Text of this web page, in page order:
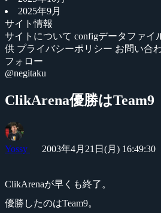
2025年9月
サイト情報
サイトについて configデータファイ
供 プライバシーポリシー お問い合
フォロー
@negitaku
ClikArena優勝はTeam9
Yossy 2003年4月21日(月) 16:49:30
ClikArenaが早くも終了。
優勝したのはTeam9。